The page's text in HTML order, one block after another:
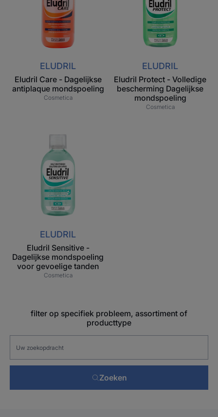
antiplaque
mondspoeling
ELUDRIL
Eludril Care - Dagelijkse
antiplaque mondspoeling
Cosmetica
bescherming
Dagelijkse
mondspoeling
ELUDRIL
Eludril Protect - Volledige
bescherming Dagelijkse
mondspoeling
Cosmetica
Eludril
Sensitive
Dagelijkse
mondspoeling
voor
gevoelige
tanden
ELUDRIL
Eludril Sensitive -
Dagelijkse mondspoeling
voor gevoelige tanden
Cosmetica
filter op specifiek probleem, assortiment of
producttype
Zoeken